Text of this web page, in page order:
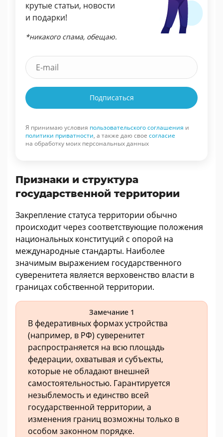
крутые статьи, новости
и подарки!
*никакого спама, обещаю.
Подписаться
Я принимаю условия пользовательского соглашения и
политики приватности, а также даю свое согласие
на обработку моих персональных данных
Признаки и структура
государственной территории
Закрепление статуса территории обычно
происходит через соответствующие положения
национальных конституций с опорой на
международные стандарты. Наиболее
значимым выражением государственного
суверенитета является верховенство власти в
границах собственной территории.
Замечание 1
В федеративных формах устройства
(например, в РФ) суверенитет
распространяется на всю площадь
федерации, охватывая и субъекты,
которые не обладают внешней
самостоятельностью. Гарантируется
незыблемость и единство всей
государственной территории, а
изменения границ возможны только в
особом законном порядке.